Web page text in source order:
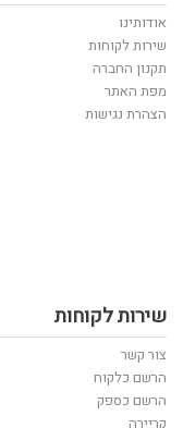
אודותינו
שירות לקוחות
תקנון החברה
מפת האתר
הצהרת נגישות
שירות לקוחות
צור קשר
הרשם כלקוח
הרשם כספק
קריירה